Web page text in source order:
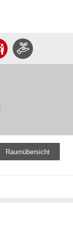
Raumübersicht